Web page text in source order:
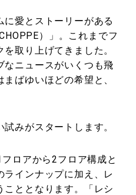
愛とストーリーがある
）」。これまでフ
取り上げてきました。
なニュースがいくつも飛
ばゆいほどの希望と、
みがスタートします。
ロアから2フロア構成と
インナップに加え、レ
こととなります。「レシ